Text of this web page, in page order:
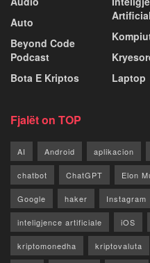
Auto
Beyond Code
Podcast
Bota E Kriptos
Laptop
Fjalët on TOP
AI Android aplikacion
chatbot ChatGPT Elon
Google haker Instagram
inteligjence artificiale iOS
kriptomonedha kriptovaluta